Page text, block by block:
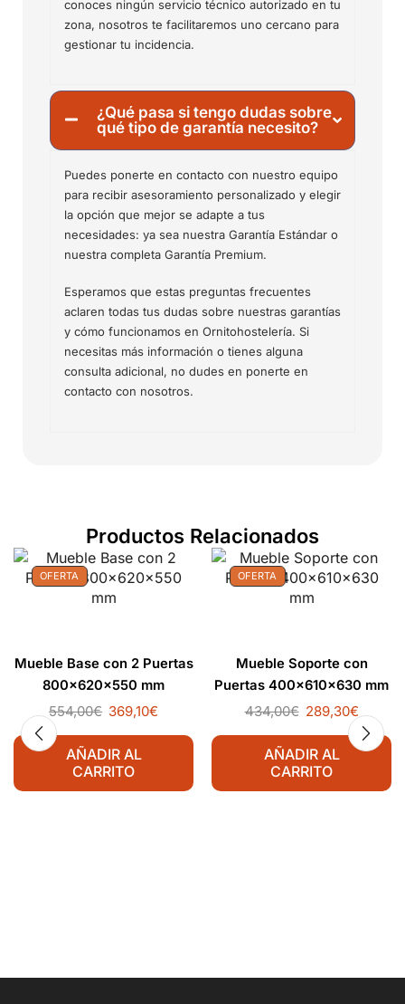
conoces ningún servicio técnico autorizado en tu
zona, nosotros te facilitaremos uno cercano para
gestionar tu incidencia.
¿Qué pasa si tengo dudas sobre
qué tipo de garantía necesito?
Puedes ponerte en contacto con nuestro equipo
para recibir asesoramiento personalizado y elegir
la opción que mejor se adapte a tus
necesidades: ya sea nuestra Garantía Estándar o
nuestra completa Garantía Premium.
Esperamos que estas preguntas frecuentes
aclaren todas tus dudas sobre nuestras garantías
y cómo funcionamos en Ornitohostelería. Si
necesitas más información o tienes alguna
consulta adicional, no dudes en ponerte en
contacto con nosotros.
Productos Relacionados
OFERTA
Mueble Base con 2 Puertas
800x620x550 mm
554,00€ 369,10€
AÑADIR AL
CARRITO
OFERTA
Mueble Soporte con
Puertas 400x610x630 mm
434,00€ 289,30€
AÑADIR AL
CARRITO